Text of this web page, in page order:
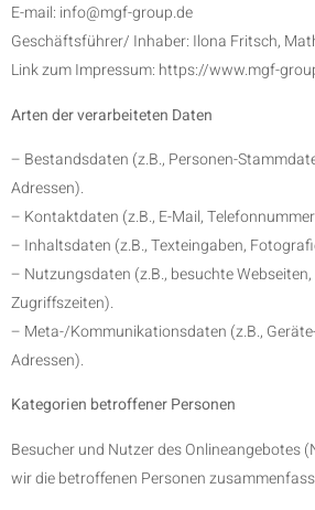
E-mail: info@mgf-group.de
Geschäftsführer/ Inhaber: Ilona Fritsch,
Link zum Impressum: https://www.mgf-
Arten der verarbeiteten Daten
– Bestandsdaten (z.B., Personen-
Adressen).
– Kontaktdaten (z.B., E-Mail,
– Inhaltsdaten (z.B., Texteingaben,
– Nutzungsdaten (z.B., besuchte
Zugriffszeiten).
– Meta-/Kommunikationsdaten (z.B.,
Adressen).
Kategorien betroffener Personen
Besucher und Nutzer des Onlineangebotes
wir die betroffenen Personen